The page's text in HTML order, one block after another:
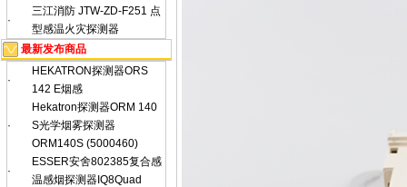
·
三江消防 JTW-ZD-F251 点
型感温火灾探测器
最新发布商品
·
HEKATRON探测器ORS
142 E烟感
·
Hekatron探测器ORM 140
S光学烟雾探测器
ORM140S (5000460)
·
ESSER安舍802385复合感
温感烟探测器IQ8Quad